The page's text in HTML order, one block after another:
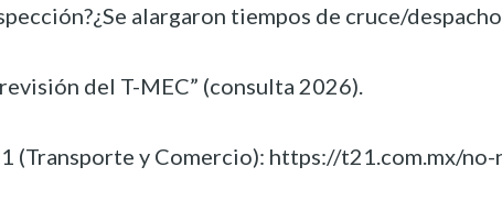
alargaron tiempos de cruce/
del T-MEC” (consulta 2026).
(Transporte y Comercio): https://t21.com.mx/